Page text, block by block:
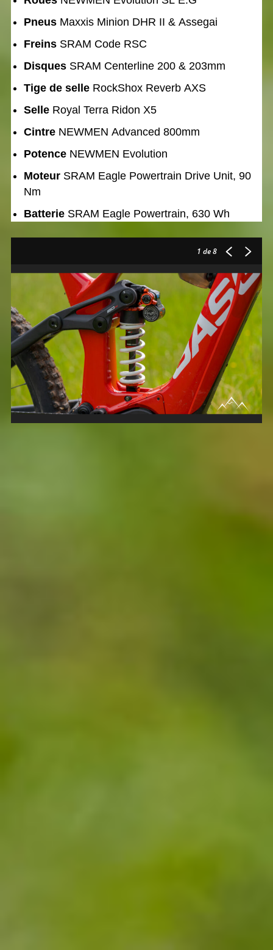
Pneus Maxxis Minion DHR II & Assegai
Freins SRAM Code RSC
Disques SRAM Centerline 200 & 203mm
Tige de selle RockShox Reverb AXS
Selle Royal Terra Ridon X5
Cintre NEWMEN Advanced 800mm
Potence NEWMEN Evolution
Moteur SRAM Eagle Powertrain Drive Unit, 90
Nm
Batterie SRAM Eagle Powertrain, 630 Wh
1 de 8